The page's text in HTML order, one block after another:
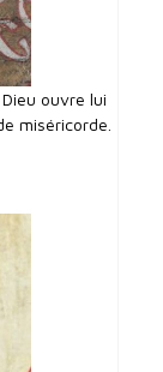
ouvre lui
miséricorde.